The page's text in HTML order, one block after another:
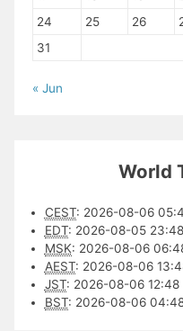
24
25 26
31
« Jun
World
CEST: 2026-08-06
EDT: 2026-08-05 23:48
MSK: 2026-08-06
AEST: 2026-08-06
JST: 2026-08-06 12:48
BST: 2026-08-06